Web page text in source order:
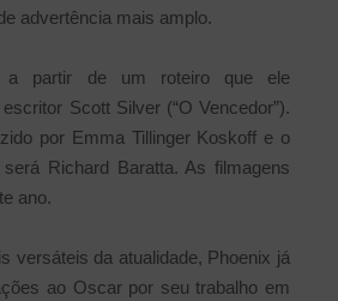
advertência mais amplo.
a partir de um roteiro que ele
Scott Silver (“O Vencedor”).
por Emma Tillinger Koskoff e o
Richard Baratta. As filmagens
ano.
versáteis da atualidade, Phoenix já
ao Oscar por seu trabalho em